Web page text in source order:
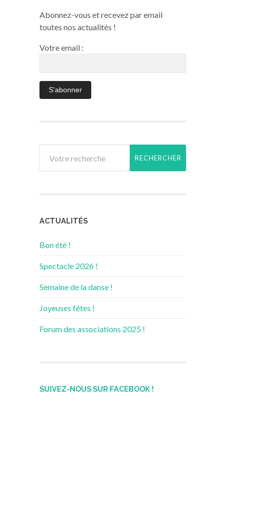
Abonnez-vous et recevez par email
toutes nos actualités !
Votre email :
ACTUALITÉS
Bon été !
Spectacle 2026 !
Semaine de la danse !
Joyeuses fêtes !
Forum des associations 2025 !
SUIVEZ-NOUS SUR FACEBOOK !